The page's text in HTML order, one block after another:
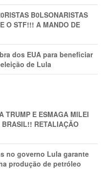
B0LSONARlSTAS
O STF!!! A MANDO DE
dos EUA para beneficiar
de Lula
TRUMP E ESMAGA MILEI
BRASIL!! RETALIAÇÃO
no governo Lula garante
produção de petróleo